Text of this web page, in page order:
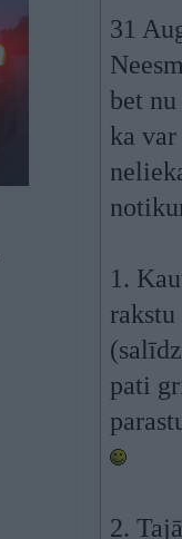
31
bet
ka
1.
pati
2.